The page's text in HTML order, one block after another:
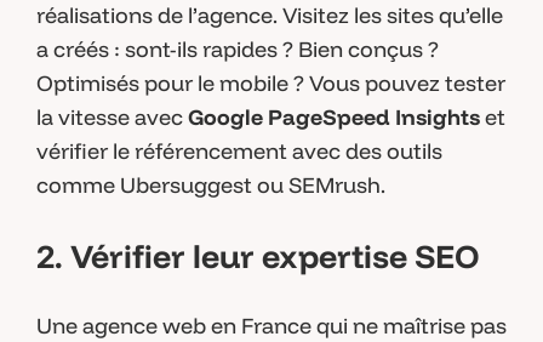
réalisations de l’agence. Visitez les sites qu’elle
a créés : sont-ils rapides ? Bien conçus ?
Optimisés pour le mobile ? Vous pouvez tester
la vitesse avecGoogle PageSpeed Insightset
vérifier le référencement avec des outils
comme Ubersuggest ou SEMrush.
2. Vérifier leur expertise SEO
Une agence web en France qui ne maîtrise pas